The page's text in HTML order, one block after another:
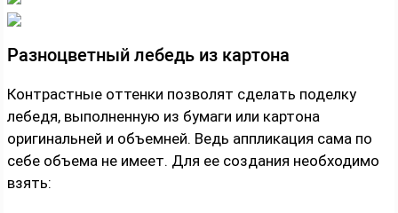
Разноцветный лебедь из картона
Контрастные оттенки позволят сделать поделку
лебедя, выполненную из бумаги или картона
оригинальней и объемней. Ведь аппликация сама по
себе объема не имеет. Для ее создания необходимо
взять: